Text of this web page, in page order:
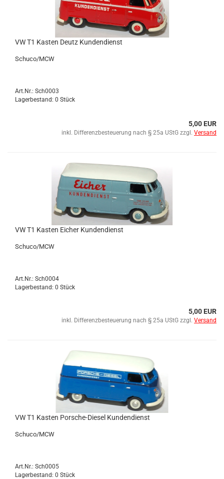
VW T1 Kas­ten Deutz Kun­den­dienst
Schu­co/MCW
Art.Nr.: Sch0003
Lagerbestand: 0 Stück
5,00 EUR
inkl. Differenzbesteuerung nach § 25a UStG zzgl. Versand
VW T1 Kas­ten Ei­cher Kun­den­dienst
Schu­co/MCW
Art.Nr.: Sch0004
Lagerbestand: 0 Stück
5,00 EUR
inkl. Differenzbesteuerung nach § 25a UStG zzgl. Versand
VW T1 Kas­ten Porsche-​​Die­sel Kun­den­dienst
Schu­co/MCW
Art.Nr.: Sch0005
Lagerbestand: 0 Stück